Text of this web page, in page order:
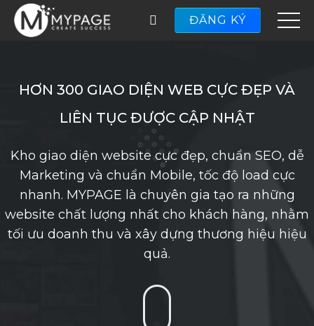
ĐĂNG KÝ
HƠN 300 GIAO DIỆN WEB CỰC ĐẸP VÀ
LIÊN TỤC ĐƯỢC CẬP NHẬT
Kho giao diện website cực đẹp, chuẩn SEO, dễ
Marketing và chuẩn Mobile, tốc độ load cực
nhanh. MYPAGE là chuyên gia tạo ra những
website chất lượng nhất cho khách hàng, nhằm
tối ưu doanh thu và xây dựng thương hiệu hiệu
quả.